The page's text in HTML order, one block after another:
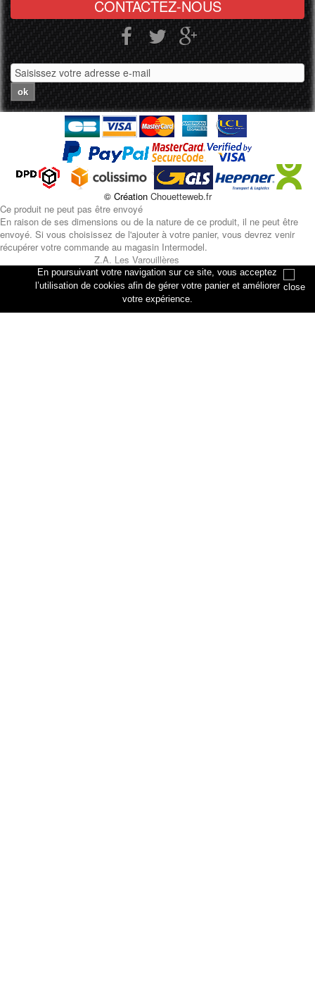
En poursuivant votre navigation sur ce site, vous acceptez
l’utilisation de cookies afin de gérer votre panier et améliorer
votre expérience.
CONTACTEZ-NOUS
ok
© Création Chouetteweb.fr
Ce produit ne peut pas être envoyé
En raison de ses dimensions ou de la nature de ce produit, il ne peut être
envoyé. Si vous choisissez de l'ajouter à votre panier, vous devrez venir
récupérer votre commande au magasin Intermodel.
Z.A. Les Varouillères
rue des artisans
76330 Petiville
Ajouter au panier